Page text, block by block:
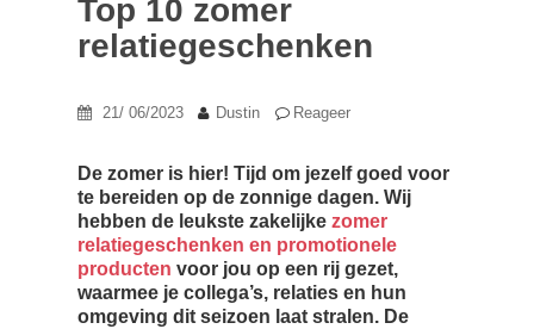
Top 10 zomer
relatiegeschenken
21/ 06/2023 Dustin Reageer
De zomer is hier! Tijd om jezelf goed voor
te bereiden op de zonnige dagen. Wij
hebben de leukste zakelijke zomer
relatiegeschenken en promotionele
producten voor jou op een rij gezet,
waarmee je collega’s, relaties en hun
omgeving dit seizoen laat stralen. De